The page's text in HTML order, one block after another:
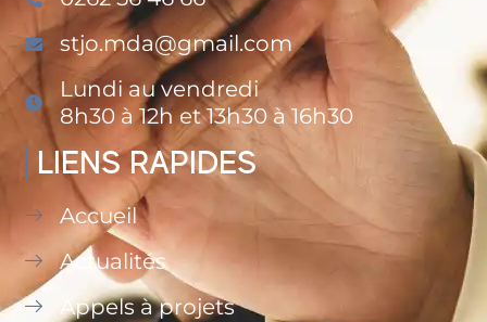
stjo.mda@gmail.com
Lundi au vendredi
8h30 à 12h et 13h30 à 16h30
LIENS RAPIDES
Accueil
Actualités
Appels à projets